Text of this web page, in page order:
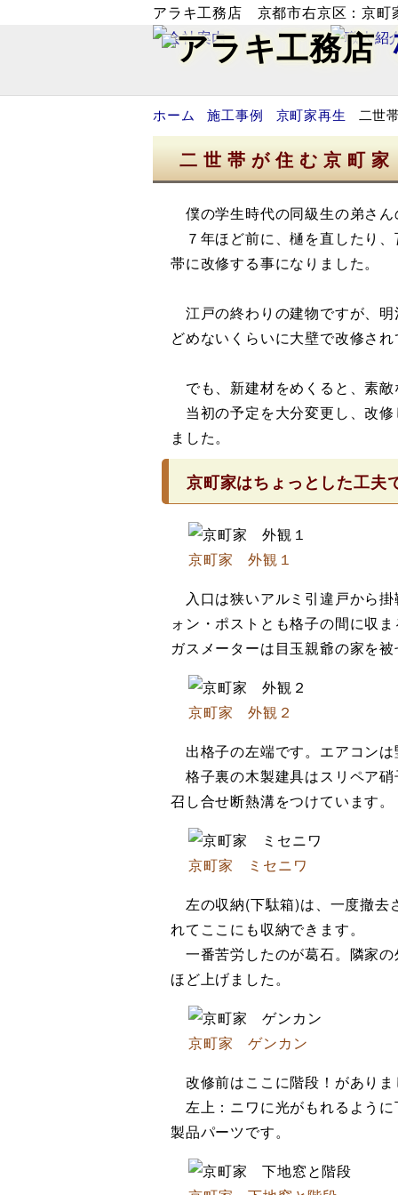
アラキ工務店 京都市右京区：京町
ホーム 施工事例 京町家再生 二世
二世帯が住む京町家
僕の学生時代の同級生の弟さ
７年ほど前に、樋を直したり
帯に改修する事になりました。
江戸の終わりの建物ですが、
どめないくらいに大壁で改修さ
でも、新建材をめくると、素
当初の予定を大分変更し、改
ました。
京町家はちょっとした工夫
京町家 外観１
入口は狭いアルミ引違戸から
ォン・ポストとも格子の間に収
ガスメーターは目玉親爺の家を
京町家 外観２
出格子の左端です。エアコン
格子裏の木製建具はスリペア
召し合せ断熱溝をつけています。
京町家 ミセニワ
左の収納(下駄箱)は、一度撤去
れてここにも収納できます。
一番苦労したのが葛石。隣家
ほど上げました。
京町家 ゲンカン
改修前はここに階段！があり
左上：ニワに光がもれるよう
製品パーツです。